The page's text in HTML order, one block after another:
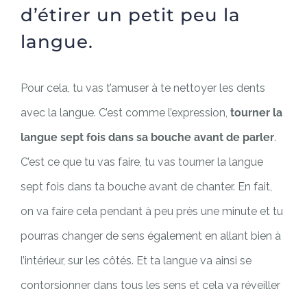
d’étirer un petit peu la
langue.
Pour cela, tu vas t’amuser à te nettoyer les dents
avec la langue. C’est comme l’expression, tourner la
langue sept fois dans sa bouche avant de parler.
C’est ce que tu vas faire, tu vas tourner la langue
sept fois dans ta bouche avant de chanter. En fait,
on va faire cela pendant à peu près une minute et tu
pourras changer de sens également en allant bien à
l’intérieur, sur les côtés. Et ta langue va ainsi se
contorsionner dans tous les sens et cela va réveiller